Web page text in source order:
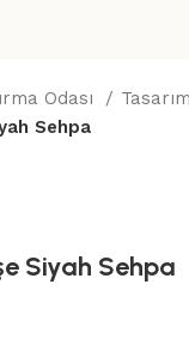
Odası
Sehpa
Siyah Sehpa